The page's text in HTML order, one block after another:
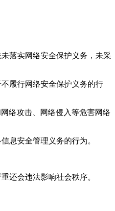
落实网络安全保护义务，未采
履行网络安全保护义务的行
络攻击、网络侵入等危害网络
息安全管理义务的行为。
还会违法影响社会秩序。